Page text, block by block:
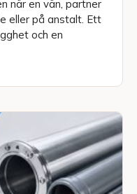
när en vän, partner
eller på anstalt. Ett
och en